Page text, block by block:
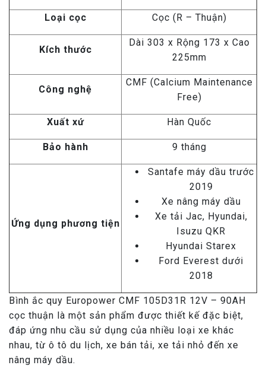
Loại cọc Cọc (R – Thuận)
Kích thước
Dài 303 x Rộng 173 x Cao
225mm
Công nghệ
CMF (Calcium Maintenance
Free)
Xuất xứ Hàn Quốc
Bảo hành 9 tháng
Ứng dụng phương tiện
Santafe máy dầu trước
2019
Xe nâng máy dầu
Xe tải Jac, Hyundai,
Isuzu QKR
Hyundai Starex
Ford Everest dưới
2018
Bình ắc quy Europower CMF 105D31R 12V – 90AH
cọc thuận là một sản phẩm được thiết kế đặc biệt,
đáp ứng nhu cầu sử dụng của nhiều loại xe khác
nhau, từ ô tô du lịch, xe bán tải, xe tải nhỏ đến xe
nâng máy dầu.